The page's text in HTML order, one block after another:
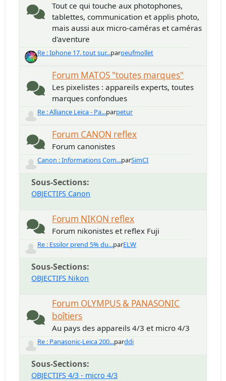
Tout ce qui touche aux photophones,
tablettes, communication et applis photo,
mais aussi aux micro-caméras et caméras
d'aventure
Re : Iphone 17. tout sur...paroeufmollet
Forum MATOS "toutes marques"
Les pixelistes : appareils experts, toutes
marques confondues
Re : Alliance Leica - Pa...parpetur
Forum CANON reflex
Forum canonistes
Canon : Informations Com...parSimCI
Sous-Sections
OBJECTIFS Canon
Forum NIKON reflex
Forum nikonistes et reflex Fuji
Re : Essilor prend 5% du...parELW
Sous-Sections
OBJECTIFS Nikon
Forum OLYMPUS & PANASONIC
boîtiers
Au pays des appareils 4/3 et micro 4/3
Re : Panasonic-Leica 200...parddi
Sous-Sections
OBJECTIFS 4/3 - micro 4/3